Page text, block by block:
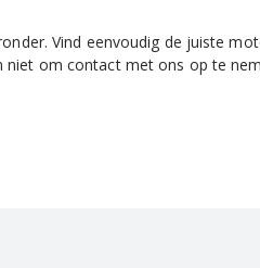
Vind eenvoudig de juiste
om contact met ons op te